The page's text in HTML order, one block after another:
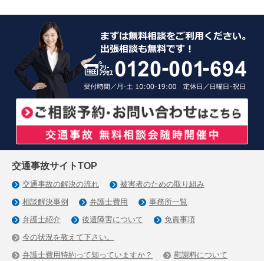
交通事故サイトTOP
交通事故の解決の流れ
被害者のための取り組み
相談解決事例
弁護士費用
事務所一覧
弁護士紹介
後遺障害について
免責事項
今の状況を教えて下さい。
弁護士費用特約って知っていますか？
慰謝料について